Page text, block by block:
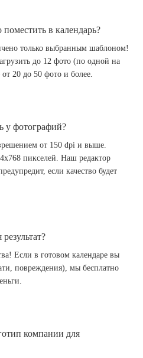
в календарь?
только выбранным шаблоном!
до 12 фото (по одной на
20 до 50 фото и более.
у фотографий?
от 150 dpi и выше.
пикселей. Наш редактор
если качество будет
Если в готовом календаре вы
повреждения), мы бесплатно
компании для